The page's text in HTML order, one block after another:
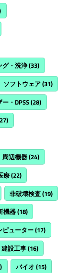
グ・洗浄(33)
ソフトウェア(31)
・DPSS(28)
周辺機器(24)
療(22)
非破壊検査(19)
機器(18)
ピューター(17)
建設工事(16)
バイオ (15)